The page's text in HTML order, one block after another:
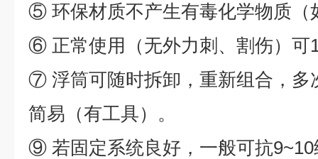
⑤ 环保材质不产生有毒化学物质（
⑥ 正常使用（无外力刺、割伤）可
⑦ 浮筒可随时拆卸，重新组合，多
简易（有工具）。
⑨ 若固定系统良好，一般可抗